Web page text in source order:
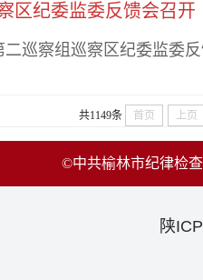
区纪委监委反馈会召开
察组巡察区纪委监委反
共1149条 首页 上页
©中共榆林市纪律检
陕